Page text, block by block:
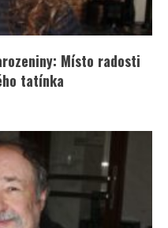
Místo radosti
tatínka